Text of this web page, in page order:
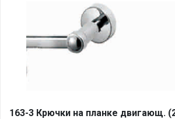
163-3 Крючки на планке двигающ.